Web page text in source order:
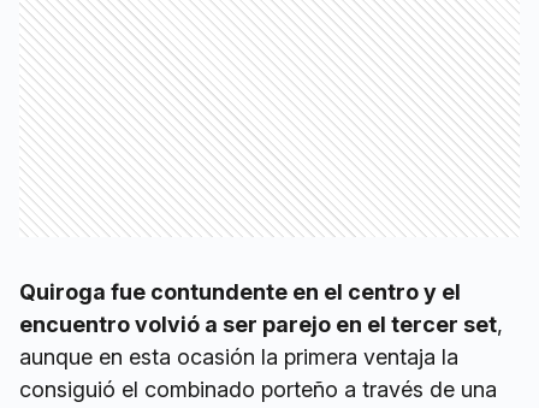
Quiroga fue contundente en el centro y el
encuentro volvió a ser parejo en el tercer set,
aunque en esta ocasión la primera ventaja la
consiguió el combinado porteño a través de una